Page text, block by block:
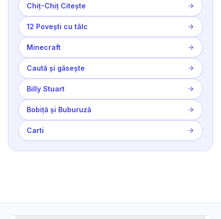
Chiț-Chiț Citește
12 Povești cu tâlc
Minecraft
Caută și găsește
Billy Stuart
Bobiță și Buburuză
Carti